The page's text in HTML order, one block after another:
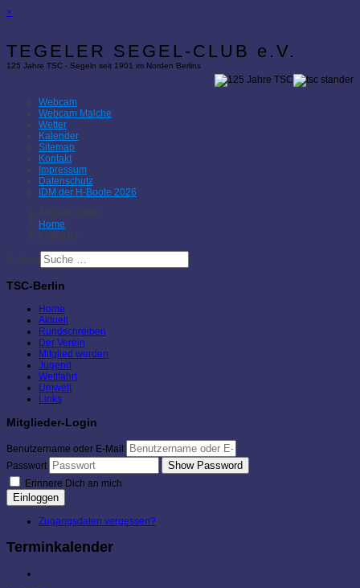
×
TEGELER SEGEL-CLUB e.V.
125 Jahre TSC - Segeln seit 1901 im Norden Berlins
Webcam
Webcam Malche
Wetter
Kalender
Sitemap
Kontakt
Impressum
Datenschutz
IDM der H-Boote 2026
Aktuelle Seite:
Home
Kalender
Suchen
TSC-Berlin
Home
Aktuell
Rundschreiben
Der Verein
Mitglied werden
Jugend
Wettfahrt
Umwelt
Links
Mitglieder-Login
Benutzername oder E-Mail
Passwort
Show Password
Erinnere Dich an mich
Einloggen
Zugangsdaten vergessen?
Terminkalender